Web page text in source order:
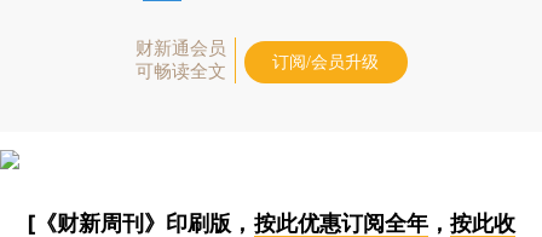
财新通会员
可畅读全文
订阅/会员升级
[《财新周刊》印刷版， 按此优惠订阅全年， 按此收